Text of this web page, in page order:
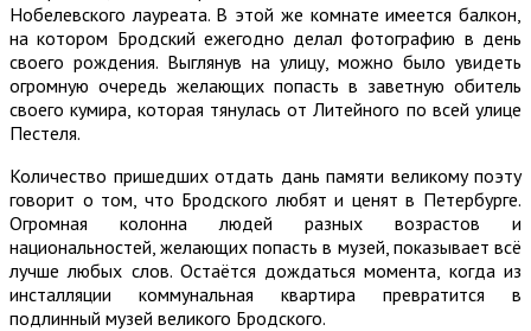
Нобелевского лауреата. В этой же комнате имеется балкон,
на котором Бродский ежегодно делал фотографию в день
своего рождения. Выглянув на улицу, можно было увидеть
огромную очередь желающих попасть в заветную обитель
своего кумира, которая тянулась от Литейного по всей улице
Пестеля.
Количество пришедших отдать дань памяти великому поэту
говорит о том, что Бродского любят и ценят в Петербурге.
Огромная колонна людей разных возрастов и
национальностей, желающих попасть в музей, показывает всё
лучше любых слов. Остаётся дождаться момента, когда из
инсталляции коммунальная квартира превратится в
подлинный музей великого Бродского.